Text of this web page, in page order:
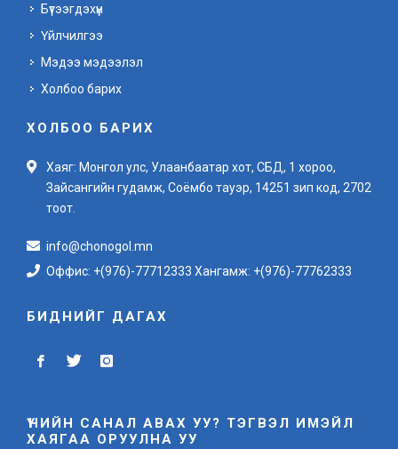
Бүтээгдэхүүн
Үйлчилгээ
Мэдээ мэдээлэл
Холбоо барих
ХОЛБОО БАРИХ
Хаяг: Монгол улс, Улаанбаатар хот, СБД, 1 хороо,
Зайсангийн гудамж, Соёмбо тауэр, 14251 зип код, 2702
тоот.
info@chonogol.mn
Оффис: +(976)-77712333 Хангамж: +(976)-77762333
БИДНИЙГ ДАГАХ
ҮНИЙН САНАЛ АВАХ УУ? ТЭГВЭЛ ИМЭЙЛ
ХАЯГАА ОРУУЛНА УУ